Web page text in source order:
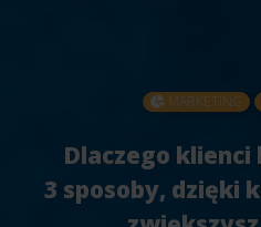
MARKETING
Dlaczego
3 sposoby, dzięki